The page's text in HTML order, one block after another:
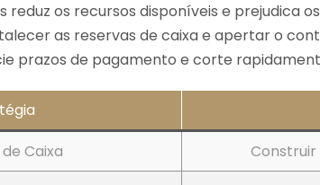
reduz os recursos disponíveis e prejudica
as reservas de caixa e apertar o
prazos de pagamento e corte
Caixa